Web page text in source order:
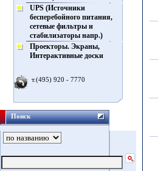
UPS (Источники
бесперебойного питания,
сетевые фильтры и
стабилизаторы напр.)
Проекторы. Экраны,
Интерактивные доски
т.(495) 920 - 7770
Поиск